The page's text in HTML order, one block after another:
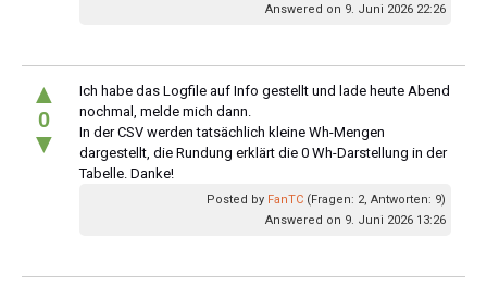
Answered on 9. Juni 2026 22:26
▲
0
▼
Ich habe das Logfile auf Info gestellt und lade heute Abend
nochmal, melde mich dann.
In der CSV werden tatsächlich kleine Wh-Mengen
dargestellt, die Rundung erklärt die 0 Wh-Darstellung in der
Tabelle. Danke!
Posted by FanTC (Fragen: 2, Antworten: 9)
Answered on 9. Juni 2026 13:26